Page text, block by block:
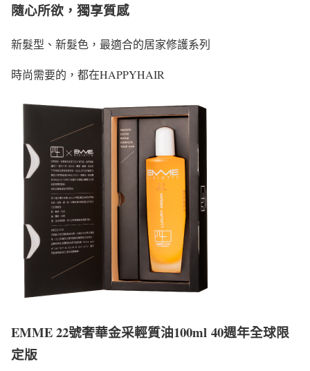
隨心所欲，獨享質感
新髮型、新髮色，最適合的居家修護系列
時尚需要的，都在HAPPYHAIR
EMME 22號奢華金采輕質油100ml 40週年全球限
定版